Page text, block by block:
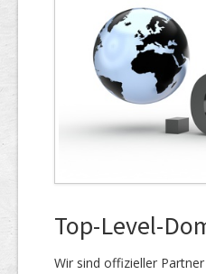
Top-Level-
Wir sind offizieller Partner